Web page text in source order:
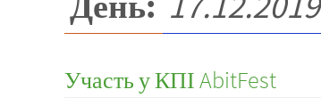
Участь у КПІ AbitFest